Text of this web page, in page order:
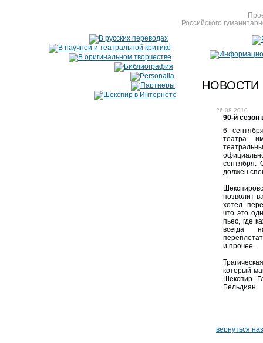
Российского
НОВОСТИ
26.08.2010
90-й сезон
6
театра
сентября.
должен
позволит
хотел
что это
пьес, где
всегда
и прочее.
который
Шекспир.
Бельдиян.
вернуться